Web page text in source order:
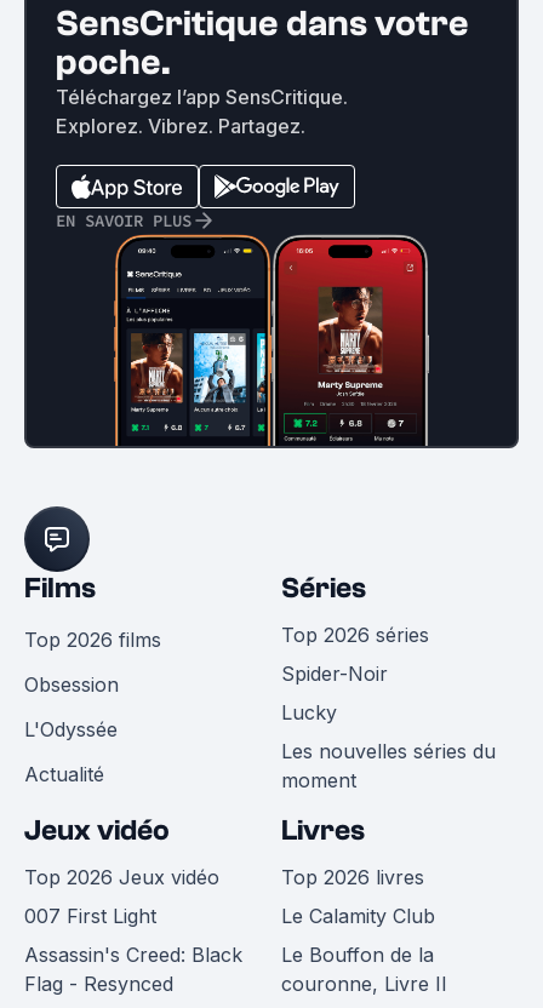
SensCritique dans votre
poche.
Téléchargez l’app SensCritique.
Explorez. Vibrez. Partagez.
EN SAVOIR PLUS
Films
Top 2026 films
Obsession
L'Odyssée
Actualité
Séries
Top 2026 séries
Spider-Noir
Lucky
Les nouvelles séries du
moment
Jeux vidéo
Top 2026 Jeux vidéo
007 First Light
Assassin's Creed: Black
Flag - Resynced
Livres
Top 2026 livres
Le Calamity Club
Le Bouffon de la
couronne, Livre II